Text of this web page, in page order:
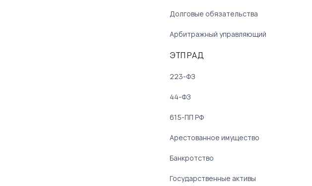
Долговые обязательства
Арбитражный управляющий
ЭТП РАД
223-ФЗ
44-ФЗ
615-ПП РФ
Арестованное имущество
Банкротство
Государственные активы